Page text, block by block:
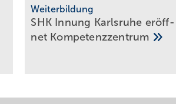
Weiterbildung
SHK Innung Karlsruhe er­öff­
net Kom­pe­tenz­zen­trum